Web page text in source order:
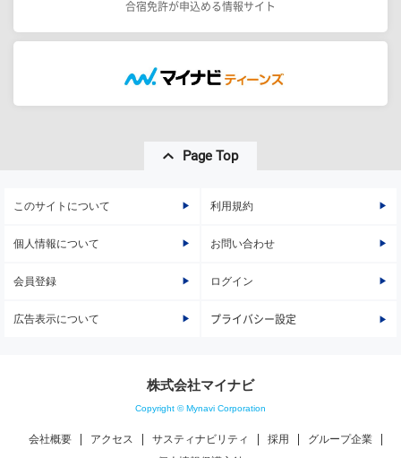
合宿免許が申込める情報サイト
Page Top
このサイトについて 利用規約
個人情報について お問い合わせ
会員登録 ログイン
広告表示について プライバシー設定
株式会社マイナビ
Copyright © Mynavi Corporation
会社概要 アクセス サスティナビリティ 採用
グループ企業